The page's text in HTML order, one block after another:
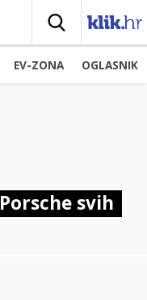
EV-ZONA OGLASNIK
svih